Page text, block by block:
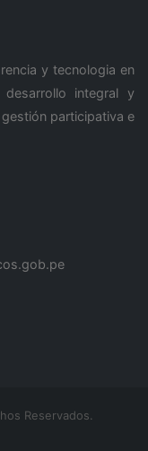
y tecnologia en
integral y
participativa e
Reservados.